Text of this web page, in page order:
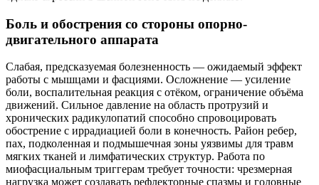
Боль и обострения со стороны опорно-
двигательного аппарата
Слабая, предсказуемая болезненность — ожидаемый эффект
работы с мышцами и фасциями. Осложнение — усиление
боли, воспалительная реакция с отёком, ограничение объёма
движений. Сильное давление на область протрузий и
хронических радикулопатий способно спровоцировать
обострение с иррадиацией боли в конечность. Район ребер,
пах, подколенная и подмышечная зоны уязвимы для травм
мягких тканей и лимфатических структур. Работа по
миофасциальным триггерам требует точности: чрезмерная
нагрузка может создавать рефлекторные спазмы и головные